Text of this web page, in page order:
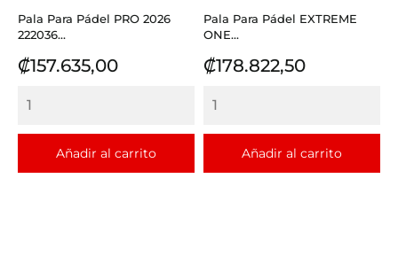
Pala Para Pádel PRO 2026
222036...
Precio
₡157.635,00
Añadir al carrito
Pala Para Pádel EXTREME
ONE...
Precio
₡178.822,50
Añadir al carrito